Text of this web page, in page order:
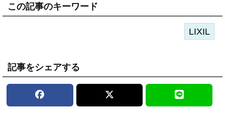
この記事のキーワード
LIXIL
記事をシェアする